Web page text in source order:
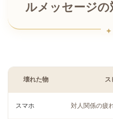
ルメッセージの
壊れた物 ス
スマホ 対人関係の疲